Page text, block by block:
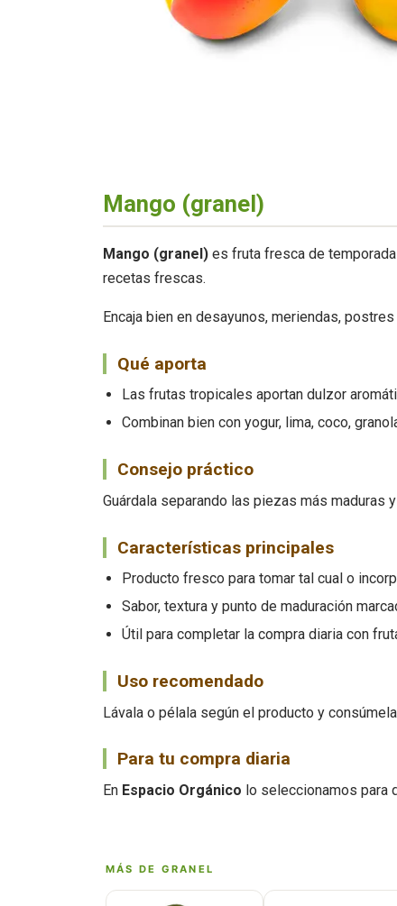
Mango (granel)
Mango (granel) es fruta fresca de
recetas frescas.
Encaja bien en desayunos, meriendas,
Qué aporta
Las frutas tropicales aportan dulzor
Combinan bien con yogur, lima, coco,
Consejo práctico
Guárdala separando las piezas más maduras
Características principales
Producto fresco para tomar tal cual o
Sabor, textura y punto de maduración
Útil para completar la compra diaria con
Uso recomendado
Lávala o pélala según el producto y
Para tu compra diaria
En Espacio Orgánico lo seleccionamos para
MÁS DE GRANEL